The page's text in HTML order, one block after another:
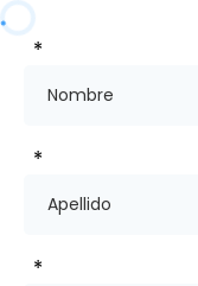
*
*
*